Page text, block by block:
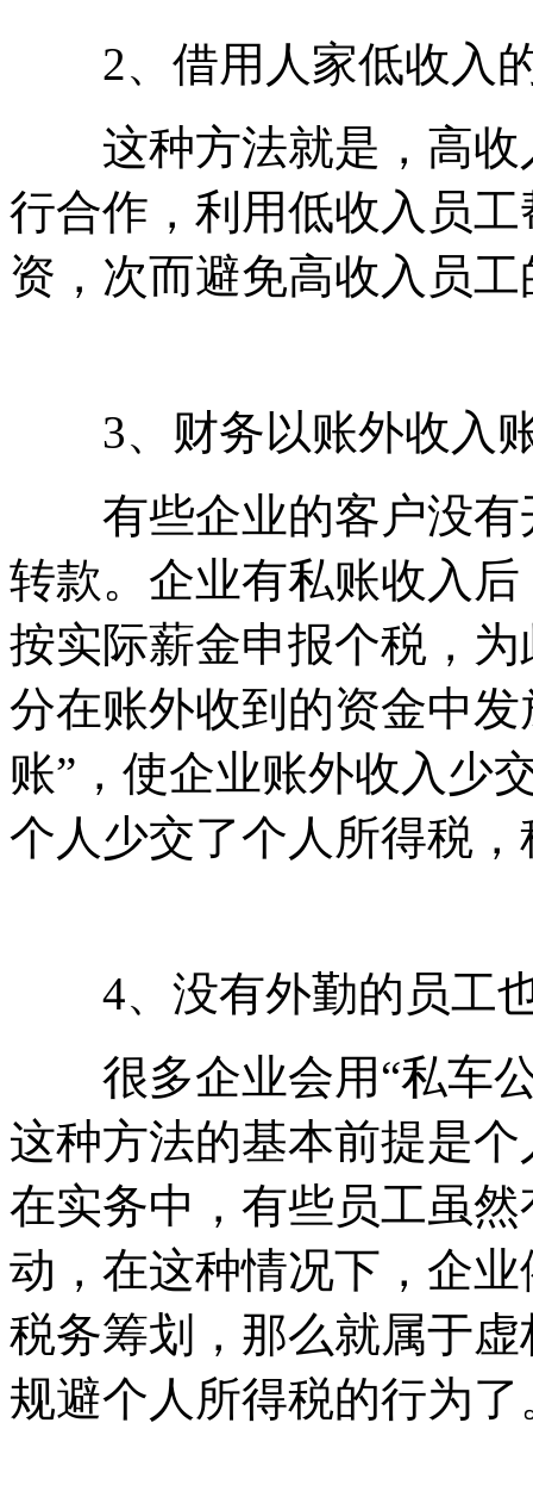
2、借用人家低收入的
这种方法就是，高收
行合作，利用低收入员
资，次而避免高收入员
3、财务以账外收入
有些企业的客户没有
转款。企业有私账收入
按实际薪金申报个税，
分在账外收到的资金中
账”，使企业账外收入少
个人少交了个人所得税
4、没有外勤的员工
很多企业会用“私车公
这种方法的基本前提是
在实务中，有些员工虽
动，在这种情况下，企
税务筹划，那么就属于
规避个人所得税的行为了